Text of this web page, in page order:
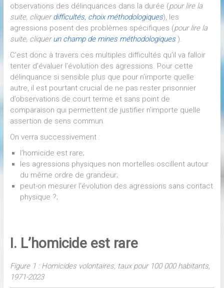
observations des délinquances dans la durée (pour lire la
suite, cliquerdifficultés, choix méthodologiques), les
agressions posent des problèmes spécifiques (pour lire la
suite, cliquerun champ de mines méthodologiques).
C’est donc à travers ces multiples difficultés qu’il va falloir
tenter d’évaluer l’évolution des agressions. Pour cette
délinquance si sensible plus que pour n’importe quelle
autre, il est pourtant crucial de ne pas rester prisonnier
d’observations de court terme et sans point de
comparaison qui permettent de justifier n’importe quelle
assertion de sens commun.
On verra successivement :
l’homicide est rare;
les agressions physiques non mortelles oscillent autour
du même ordre de grandeur;
peut-on mesurer l’évolution des agressions sans contact
physique ?;
I. L’homicide est rare
Figure 1 : Homicides volontaires, taux pour 100 000 habitants,
1971-2023